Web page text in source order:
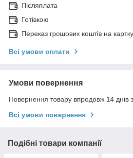
Післяплата
Готівкою
Переказ грошових коштів на
Всі умови оплати
Умови повернення
Повернення товару впродовж 14 днів
Всі умови повернення
Подібні товари компанії